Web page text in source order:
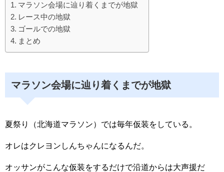
マラソン会場に辿り着くまでが地獄
レース中の地獄
ゴールでの地獄
まとめ
マラソン会場に辿り着くまでが地獄
夏祭り（北海道マラソン）では毎年仮装をしている。
オレはクレヨンしんちゃんになるんだ。
オッサンがこんな仮装をするだけで沿道からは大声援だ